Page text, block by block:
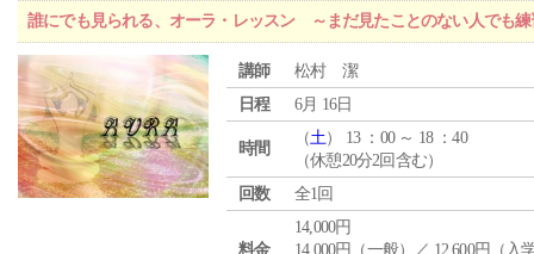
誰にでも見られる、オーラ・レッスン ～まだ見たことのない人でも
講師
松村 潔
日程
6月 16日
時間
（土） 13 ：00 ～ 18 ：40
（休憩20分2回含む）
回数
全1回
料金
14,000円
14,000円（一般）／ 12,600円（入